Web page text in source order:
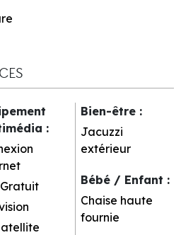
:
Bien-être :
Jacuzzi
extérieur
Bébé / Enfant :
Chaise haute
fournie